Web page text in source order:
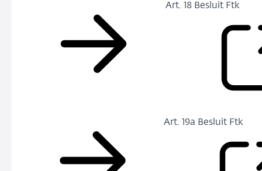
Art. 18 Besluit Ftk
Art. 19a Besluit Ftk